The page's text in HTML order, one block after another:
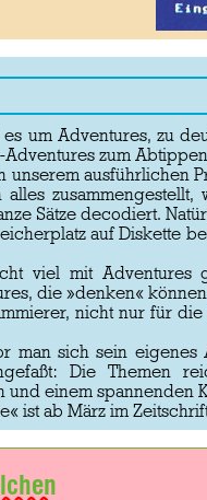
um Adventures, zu
zum
ausführlichen
Sätze decodiert.
auf Diskette
viel mit Adventures
die »denken«
nicht nur für
man sich sein
Die Themen
einem spannenden
ist ab März im